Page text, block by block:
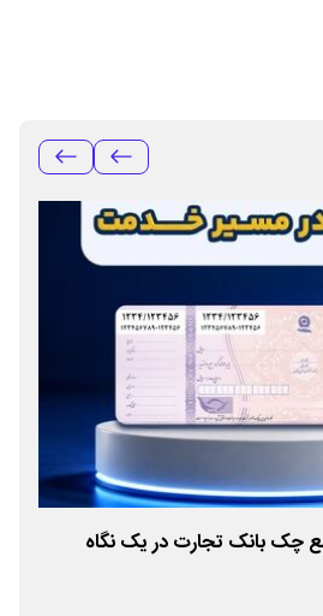
چک بانک تجارت در یک نگاه